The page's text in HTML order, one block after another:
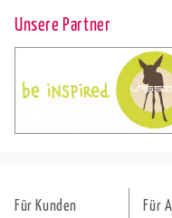
Unsere Partner
Für Kunden Für